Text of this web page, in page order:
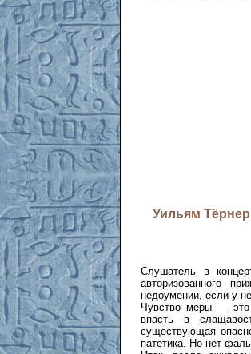
Уильям
Слушатель в
авторизованного
недоумении, если у
Чувство меры — это
впасть в
существующая
патетика. Но нет